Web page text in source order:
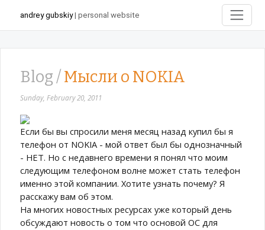
andrey gubskiy| personal website
Blog /Мысли о NOKIA
Sunday, February 20, 2011
Если бы вы спросили меня месяц назад купил бы я
телефон от NOKIA - мой ответ был бы однозначный
- НЕТ. Но с недавнего времени я понял что моим
следующим телефоном волне может стать телефон
именно этой компании. Хотите узнать почему? Я
расскажу вам об этом.
На многих новостных ресурсах уже который день
обсуждают новость о том что основой ОС для